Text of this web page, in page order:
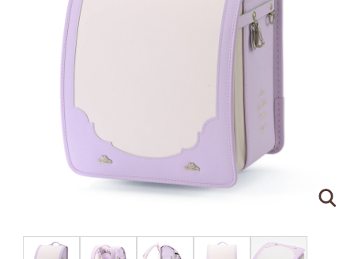
刻印する文字について
ネームプレートはご注文の際に刻印する文字をア
ルファベットでご指定ください。（スペースやドッ
トを含めて
16文字
書体は下記の明朝体と筆記体の2種類からお選び
いただけます。
明朝体 筆記体